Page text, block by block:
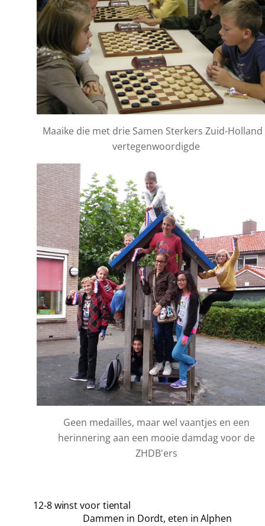
Maaike die met drie Samen Sterkers Zuid-Holland
vertegenwoordigde
Geen medailles, maar wel vaantjes en een
herinnering aan een mooie damdag voor de
ZHDB'ers
12-8 winst voor tiental
Dammen in Dordt, eten in Alphen